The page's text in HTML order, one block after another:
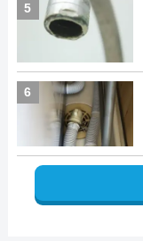
5
6